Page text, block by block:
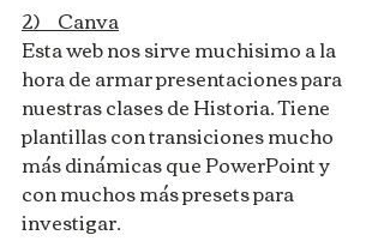
2)     Canva
Esta web nos sirve muchisimo a la
hora de armar presentaciones para
nuestras clases de Historia. Tiene
plantillas con transiciones mucho
más dinámicas que PowerPoint y
con muchos más presets para
investigar.